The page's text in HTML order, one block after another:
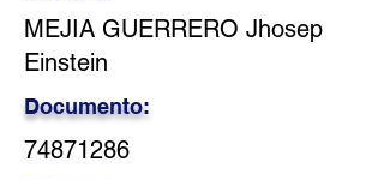
MEJIA GUERRERO Jhosep
Einstein
Documento:
74871286